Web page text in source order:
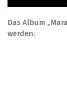
Das Album
werden: